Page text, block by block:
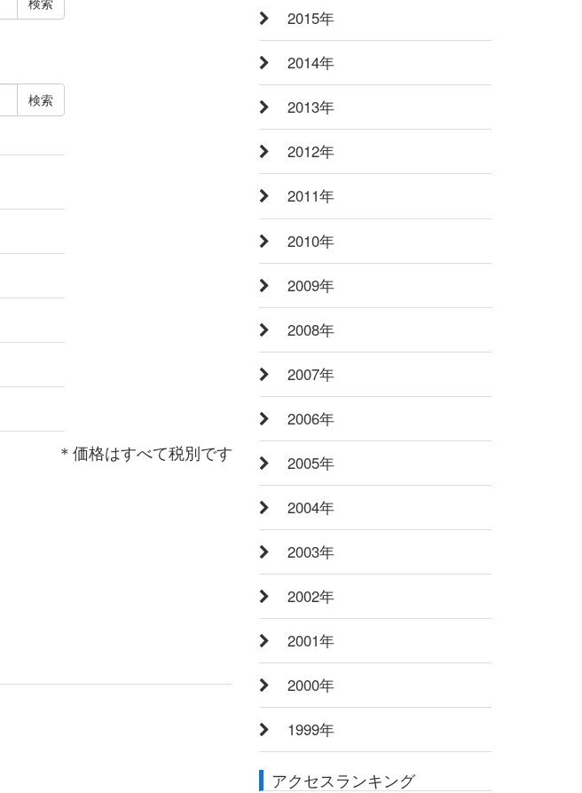
＊価格はすべて税別です
2015年
2014年
2013年
2012年
2011年
2010年
2009年
2008年
2007年
2006年
2005年
2004年
2003年
2002年
2001年
2000年
1999年
アクセスランキング